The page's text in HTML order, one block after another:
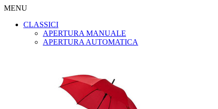
MENU
CLASSICI
APERTURA MANUALE
APERTURA AUTOMATICA